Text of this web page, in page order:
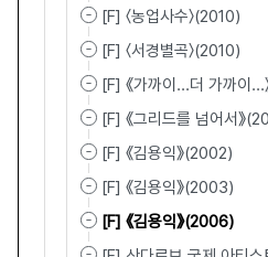
[F] 〈농업사수〉(2010)
[F] 〈서경별곡〉(2010)
[F] 《가까이...더 가까이...
[F] 《그리드를 넘어서》
[F] 《김용익》(2002)
[F] 《김용익》(2003)
[F] 《김용익》(2006)